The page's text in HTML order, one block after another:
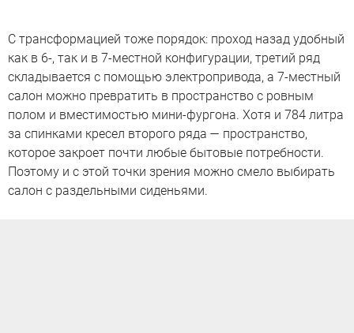
С трансформацией тоже порядок: проход назад удобный
как в 6-, так и в 7-местной конфигурации, третий ряд
складывается с помощью электропривода, а 7-местный
салон можно превратить в пространство с ровным
полом и вместимостью мини-фургона. Хотя и 784 литра
за спинками кресел второго ряда — пространство,
которое закроет почти любые бытовые потребности.
Поэтому и с этой точки зрения можно смело выбирать
салон с раздельными сиденьями.